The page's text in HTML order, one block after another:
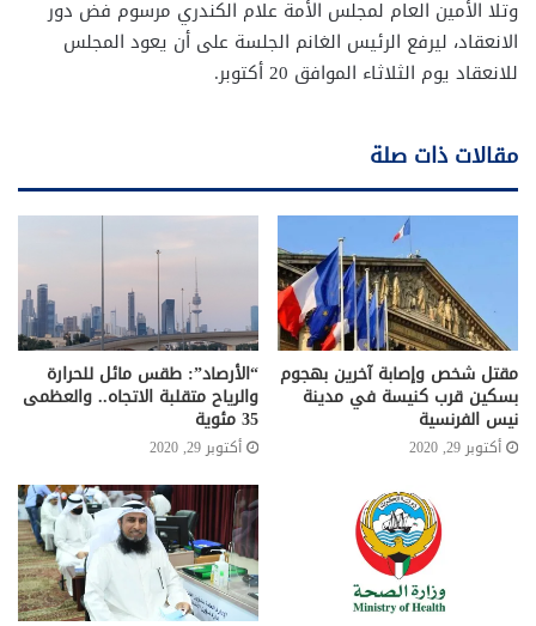
وتلا الأمين العام لمجلس الأمة علام الكندري مرسوم فض دور
الانعقاد، ليرفع الرئيس الغانم الجلسة على أن يعود المجلس
للانعقاد يوم الثلاثاء الموافق 20 أكتوبر.
مقالات ذات صلة
مقتل شخص وإصابة آخرين بهجوم
بسكين قرب كنيسة في مدينة
نيس الفرنسية
أكتوبر 29, 2020
“الأرصاد”: طقس مائل للحرارة
والرياح متقلبة الاتجاه.. والعظمى
35 مئوية
أكتوبر 29, 2020